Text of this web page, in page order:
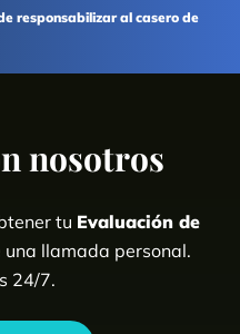
responsabilizar al casero de
nosotros
tu Evaluación de
llamada personal.
24/7.